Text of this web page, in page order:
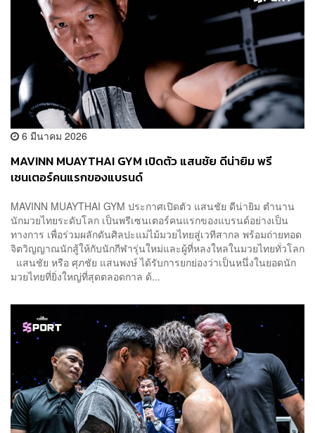
6 มีนาคม 2026
MAVINN MUAYTHAI GYM เปิดตัว แสนชัย ดีน่ายิม พรี
เซนเตอร์คนแรกของแบรนด์
MAVINN MUAYTHAI GYM ประกาศเปิดตัว แสนชัย ดีน่ายิม ตำนาน
นักมวยไทยระดับโลก เป็นพรีเซนเตอร์คนแรกของแบรนด์อย่างเป็น
ทางการ เพื่อร่วมผลักดันศิลปะแม่ไม้มวยไทยสู่เวทีสากล พร้อมถ่ายทอด
จิตวิญญาณนักสู้ให้กับนักกีฬารุ่นใหม่และผู้ที่หลงใหลในมวยไทยทั่วโลก
แสนชัย หรือ ศุภชัย แสนพงษ์ ได้รับการยกย่องว่าเป็นหนึ่งในยอดนัก
มวยไทยที่ยิ่งใหญ่ที่สุดตลอดกาล ด้...